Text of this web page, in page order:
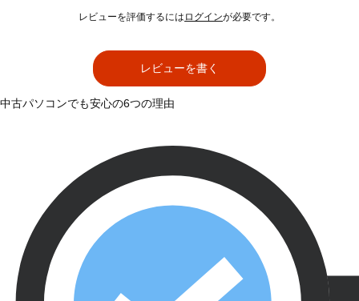
レビューを評価するには ログインが必要です。
レビューを書く
中古パソコンでも安心の6つの理由